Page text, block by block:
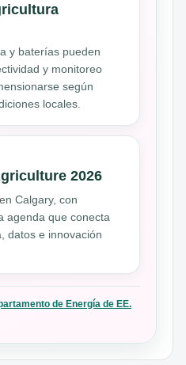
y baterías pueden
y monitoreo
según
locales.
2026
Calgary, con
agenda que conecta
datos e innovación
de Energía de EE.